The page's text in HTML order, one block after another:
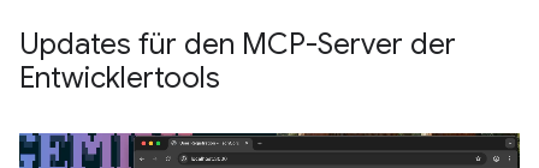
Updates für den MCP-Server der
Entwicklertools